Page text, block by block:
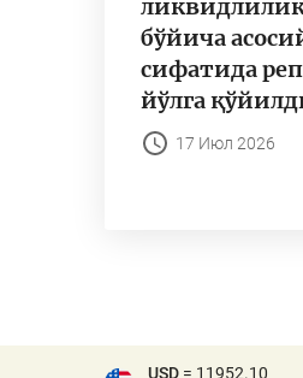
бўйича
сифатида
йўлга
17 Июл 2026
USD = 11952.10